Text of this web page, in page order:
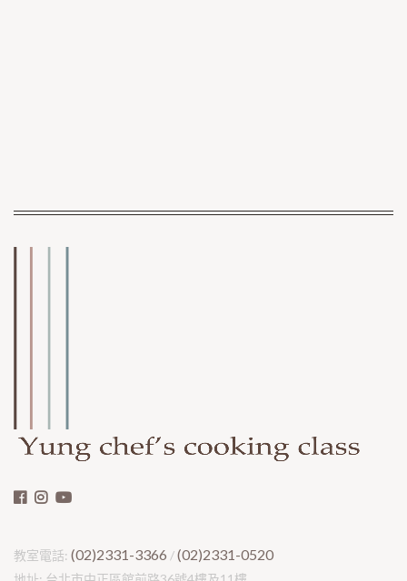
教室電話: (02)2331-3366 /(02)2331-0520